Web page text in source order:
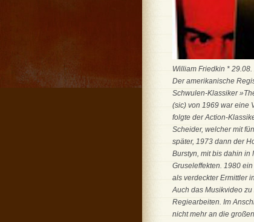
William Friedkin *
Der amerikanische
Schwulen-Klassiker
(sic) von 1969 war eine
folgte der Action-
Scheider, welcher mit
später, 1973 dann der
Burstyn, mit bis dahin in
Gruseleffekten. 1980
als verdeckter Ermittler
Auch das Musikvideo
Regiearbeiten. Im
nicht mehr an die